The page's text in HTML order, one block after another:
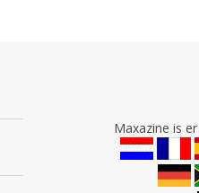
Maxazine is